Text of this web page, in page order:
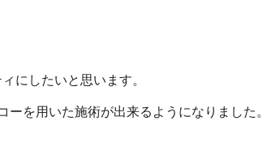
にしたいと思います。
ーを用いた施術が出来るようになりました。